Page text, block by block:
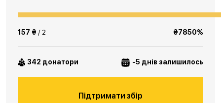
157 ₴ / 2 ₴7850%
342 донатори -5 днів залишилось
Підтримати збір